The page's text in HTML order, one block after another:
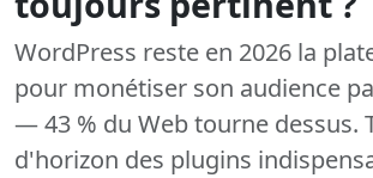
WordPress reste en 2026 la
pour monétiser son audience
— 43 % du Web tourne dessus.
d'horizon des plugins